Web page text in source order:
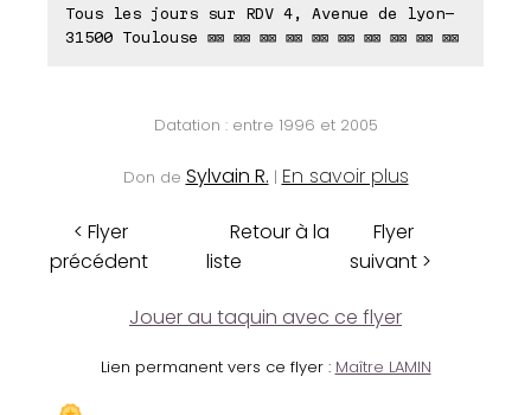
Tous les jours sur RDV 4, Avenue de lyon-
31500 Toulouse ⊠⊠ ⊠⊠ ⊠⊠ ⊠⊠ ⊠⊠ ⊠⊠ ⊠⊠ ⊠⊠ ⊠⊠ ⊠⊠
Datation : entre 1996 et 2005
Don de Sylvain R. | En savoir plus
< Flyer
précédent
Retour à la
liste
Flyer
suivant >
Jouer au taquin avec ce flyer
Lien permanent vers ce flyer : Maître LAMIN